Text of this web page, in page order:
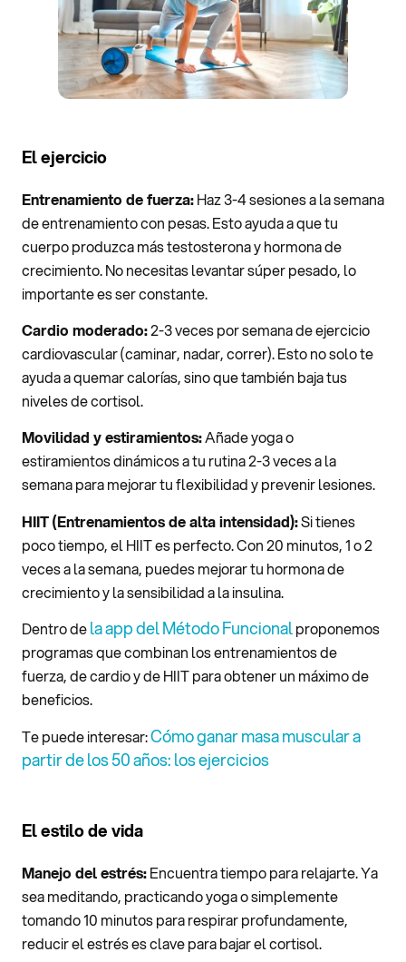
El ejercicio
Entrenamiento de fuerza:Haz 3-4 sesiones a la semana
de entrenamiento con pesas. Esto ayuda a que tu
cuerpo produzca más testosterona y hormona de
crecimiento. No necesitas levantar súper pesado, lo
importante es ser constante.
Cardio moderado:2-3 veces por semana de ejercicio
cardiovascular (caminar, nadar, correr). Esto no solo te
ayuda a quemar calorías, sino que también baja tus
niveles de cortisol.
Movilidad y estiramientos:Añade yoga o
estiramientos dinámicos a tu rutina 2-3 veces a la
semana para mejorar tu flexibilidad y prevenir lesiones.
HIIT (Entrenamientos de alta intensidad):Si tienes
poco tiempo, el HIIT es perfecto. Con 20 minutos, 1 o 2
veces a la semana, puedes mejorar tu hormona de
crecimiento y la sensibilidad a la insulina.
Dentro dela app del Método Funcionalproponemos
programas que combinan los entrenamientos de
fuerza, de cardio y de HIIT para obtener un máximo de
beneficios.
Te puede interesar:Cómo ganar masa muscular a
partir de los 50 años: los ejercicios
El estilo de vida
Manejo del estrés:Encuentra tiempo para relajarte. Ya
sea meditando, practicando yoga o simplemente
tomando 10 minutos para respirar profundamente,
reducir el estrés es clave para bajar el cortisol.